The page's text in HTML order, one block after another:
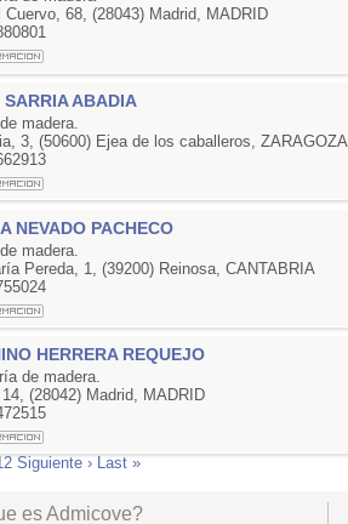
Cuervo, 68, (28043) Madrid, MADRID
SARRIA ABADIA
madera.
3, (50600) Ejea de los caballeros, ZARAGOZA
NEVADO PACHECO
madera.
Pereda, 1, (39200) Reinosa, CANTABRIA
HERRERA REQUEJO
de madera.
(28042) Madrid, MADRID
Siguiente › Last »
es Admicove?